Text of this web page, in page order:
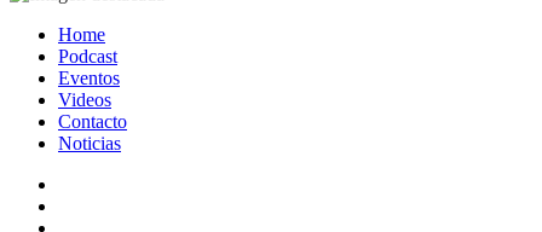
Home
Podcast
Eventos
Videos
Contacto
Noticias